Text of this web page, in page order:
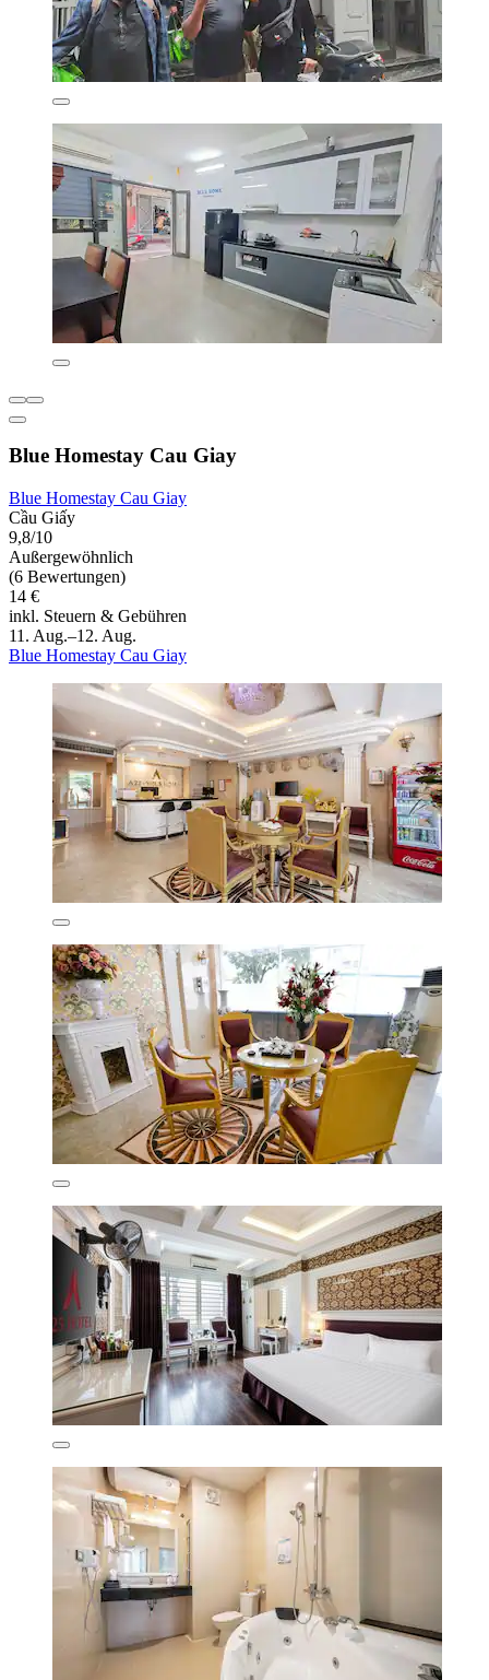
Blue Homestay Cau Giay
Blue Homestay Cau Giay
Cầu Giấy
9,8/10
Außergewöhnlich
(6 Bewertungen)
14 €
inkl. Steuern & Gebühren
11. Aug.–12. Aug.
Blue Homestay Cau Giay